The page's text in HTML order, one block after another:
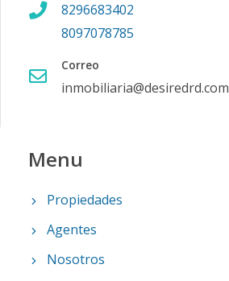
8296683402
8097078785
Correo
inmobiliaria@desiredrd.com
Menu
Propiedades
Agentes
Nosotros